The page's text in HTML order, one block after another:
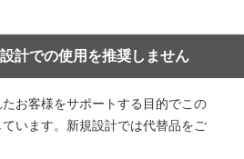
計での使用を推奨しません
お客様をサポートする目的でこの
います。新規設計では代替品をご